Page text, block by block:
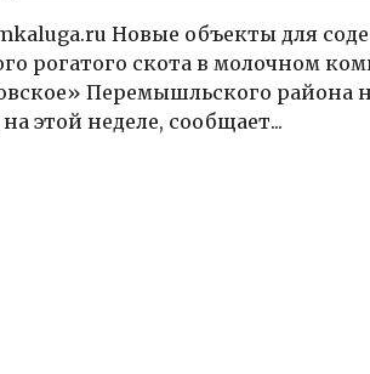
Новые объекты для
рогатого скота в молочном
Перемышльского района
этой неделе, сообщает...